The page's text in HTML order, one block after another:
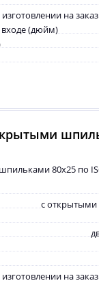
на заказ
входе (дюйм)
80x25 по
с
на заказ